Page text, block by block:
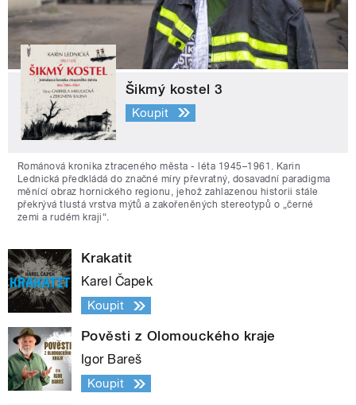
Šikmý kostel 3
Koupit
Románová kronika ztraceného města - léta 1945–1961. Karin
Lednická předkládá do značné míry převratný, dosavadní paradigma
měnící obraz hornického regionu, jehož zahlazenou historii stále
překrývá tlustá vrstva mýtů a zakořeněných stereotypů o „černé
zemi a rudém kraji“.
Krakatit
Karel Čapek
Koupit
Pověsti z Olomouckého kraje
Igor Bareš
Koupit